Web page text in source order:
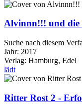
Alvinnn!!! und die
Suche nach diesem
Jahr: 2017
Verlag: Hamburg, Edel
lädt
Ritter Rost 2 -